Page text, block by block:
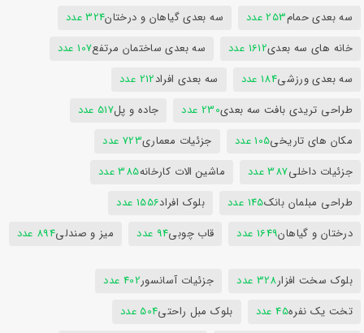
سه بعدی حمام253 عدد سه بعدی گیاهان و درختان324 عدد
خانه های سه بعدی1612 عدد سه بعدی ساختمان مرتفع107 عدد
سه بعدی ورزشی184 عدد سه بعدی افراد212 عدد
طراحی تریدی بافت سه بعدی230 عدد جاده و پل517 عدد
مکان های تاریخی105 عدد جزئیات معماری723 عدد
جزئیات داخلی387 عدد ماشین الات کارخانه385 عدد
طراحی مبلمان بانک145 عدد بلوک افراد1556 عدد
درختان و گیاهان1649 عدد قاب چوبی94 عدد میز و صندلی894 عدد
بلوک سخت افزار328 عدد جزئیات آسانسور402 عدد
تخت یک نفره45 عدد بلوک مبل راحتی504 عدد